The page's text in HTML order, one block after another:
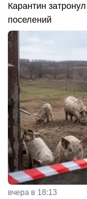
Карантин
поселений
вчера в 18:13